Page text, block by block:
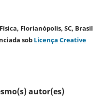
Florianópolis, SC, Brasil
sob Licença Creative
autor(es)